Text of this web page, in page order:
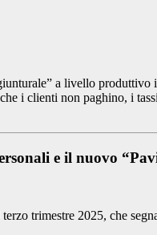
a livello
i clienti non paghino, i
e il nuovo
trimestre 2025, che